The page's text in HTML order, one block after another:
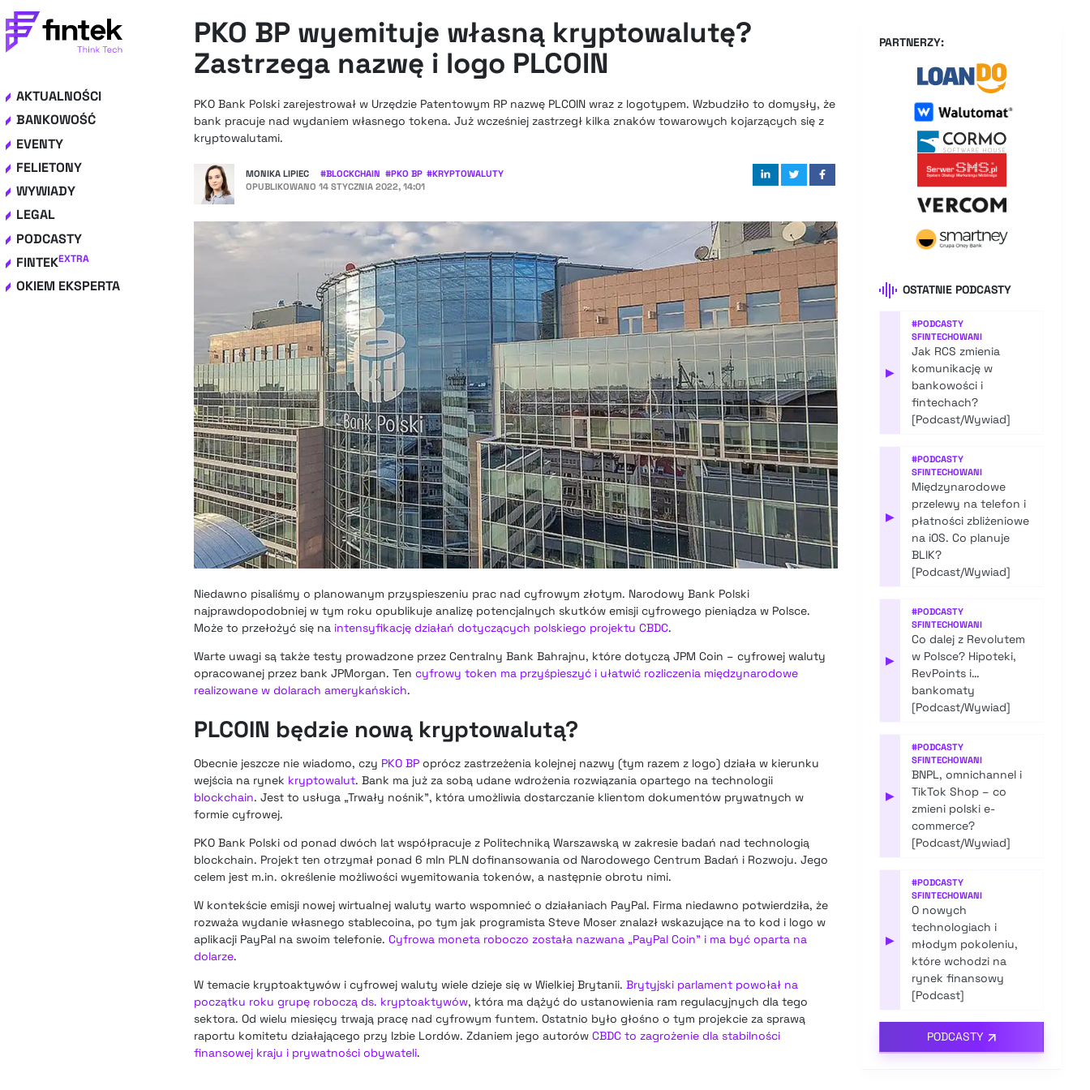
AKTUALNOŚCI
BANKOWOŚĆ
EVENTY
FELIETONY
WYWIADY
LEGAL
PODCASTY
FINTEKEXTRA
OKIEM EKSPERTA
PKO BP wyemituje własną kryptowalutę?
Zastrzega nazwę i logo PLCOIN
PKO Bank Polski zarejestrował w Urzędzie Patentowym RP nazwę PLCOIN wraz z logotypem. Wzbudziło to domysły, że
bank pracuje nad wydaniem własnego tokena. Już wcześniej zastrzegł kilka znaków towarowych kojarzących się z
kryptowalutami.
MONIKA LIPIEC #BLOCKCHAIN #PKO BP #KRYPTOWALUTY
OPUBLIKOWANO 14 STYCZNIA 2022, 14:01
Niedawno pisaliśmy o planowanym przyspieszeniu prac nad cyfrowym złotym. Narodowy Bank Polski
najprawdopodobniej w tym roku opublikuje analizę potencjalnych skutków emisji cyfrowego pieniądza w Polsce.
Może to przełożyć się na intensyfikację działań dotyczących polskiego projektu CBDC.
Warte uwagi są także testy prowadzone przez Centralny Bank Bahrajnu, które dotyczą JPM Coin – cyfrowej waluty
opracowanej przez bank JPMorgan. Ten cyfrowy token ma przyśpieszyć i ułatwić rozliczenia międzynarodowe
realizowane w dolarach amerykańskich.
PLCOIN będzie nową kryptowalutą?
Obecnie jeszcze nie wiadomo, czy PKO BP oprócz zastrzeżenia kolejnej nazwy (tym razem z logo) działa w kierunku
wejścia na rynek kryptowalut. Bank ma już za sobą udane wdrożenia rozwiązania opartego na technologii
blockchain. Jest to usługa „Trwały nośnik”, która umożliwia dostarczanie klientom dokumentów prywatnych w
formie cyfrowej.
PKO Bank Polski od ponad dwóch lat współpracuje z Politechniką Warszawską w zakresie badań nad technologią
blockchain. Projekt ten otrzymał ponad 6 mln PLN dofinansowania od Narodowego Centrum Badań i Rozwoju. Jego
celem jest m.in. określenie możliwości wyemitowania tokenów, a następnie obrotu nimi.
W kontekście emisji nowej wirtualnej waluty warto wspomnieć o działaniach PayPal. Firma niedawno potwierdziła, że
rozważa wydanie własnego stablecoina, po tym jak programista Steve Moser znalazł wskazujące na to kod i logo w
aplikacji PayPal na swoim telefonie. Cyfrowa moneta roboczo została nazwana „PayPal Coin” i ma być oparta na
dolarze.
W temacie kryptoaktywów i cyfrowej waluty wiele dzieje się w Wielkiej Brytanii. Brytyjski parlament powołał na
początku roku grupę roboczą ds. kryptoaktywów, która ma dążyć do ustanowienia ram regulacyjnych dla tego
sektora. Od wielu miesięcy trwają pracę nad cyfrowym funtem. Ostatnio było głośno o tym projekcie za sprawą
raportu komitetu działającego przy Izbie Lordów. Zdaniem jego autorów CBDC to zagrożenie dla stabilności
finansowej kraju i prywatności obywateli.
PARTNERZY:
OSTATNIE PODCASTY
▶
#PODCASTY
SFINTECHOWANI
Jak RCS zmienia
komunikację w
bankowości i
fintechach?
[Podcast/Wywiad]
▶
#PODCASTY
SFINTECHOWANI
Międzynarodowe
przelewy na telefon i
płatności zbliżeniowe
na iOS. Co planuje
BLIK?
[Podcast/Wywiad]
▶
#PODCASTY
SFINTECHOWANI
Co dalej z Revolutem
w Polsce? Hipoteki,
RevPoints i…
bankomaty
[Podcast/Wywiad]
▶
#PODCASTY
SFINTECHOWANI
BNPL, omnichannel i
TikTok Shop – co
zmieni polski e-
commerce?
[Podcast/Wywiad]
▶
#PODCASTY
SFINTECHOWANI
O nowych
technologiach i
młodym pokoleniu,
które wchodzi na
rynek finansowy
[Podcast]
PODCASTY